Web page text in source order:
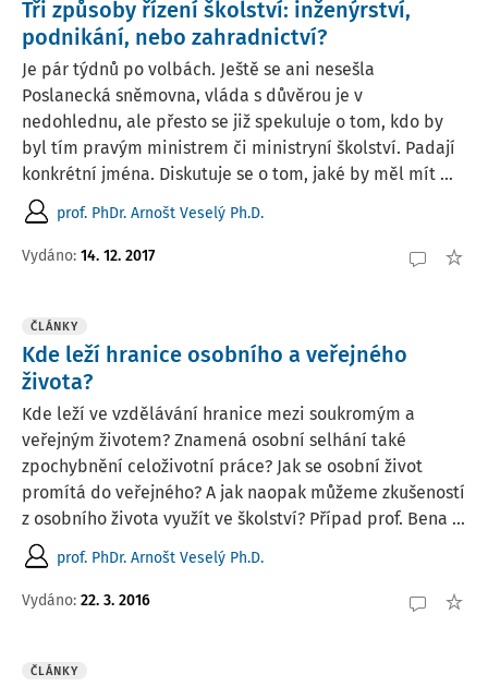
Tři způsoby řízení školství: inženýrství,
podnikání, nebo zahradnictví?
Je pár týdnů po volbách. Ještě se ani nesešla
Poslanecká sněmovna, vláda s důvěrou je v
nedohlednu, ale přesto se již spekuluje o tom, kdo by
byl tím pravým ministrem či ministryní školství. Padají
konkrétní jména. Diskutuje se o tom, jaké by měl mít ...
prof. PhDr. Arnošt Veselý Ph.D.
Vydáno: 14. 12. 2017
ČLÁNKY
Kde leží hranice osobního a veřejného
života?
Kde leží ve vzdělávání hranice mezi soukromým a
veřejným životem? Znamená osobní selhání také
zpochybnění celoživotní práce? Jak se osobní život
promítá do veřejného? A jak naopak můžeme zkušeností
z osobního života využít ve školství? Případ prof. Bena ...
prof. PhDr. Arnošt Veselý Ph.D.
Vydáno: 22. 3. 2016
ČLÁNKY